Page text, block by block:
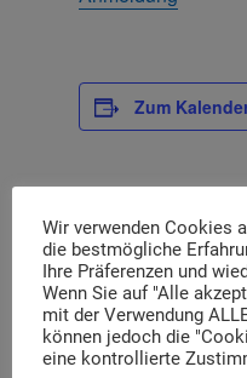
Zum
DETAILS
Beginn:
7. Juli 2023 | 13:00
Ende:
Wir verwenden Cookies
die bestmögliche
Ihre Präferenzen und
Wenn Sie auf "Alle
mit der Verwendung
können jedoch die
eine kontrollierte